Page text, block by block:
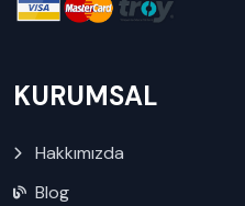
KURUMSAL
Hakkımızda
Blog